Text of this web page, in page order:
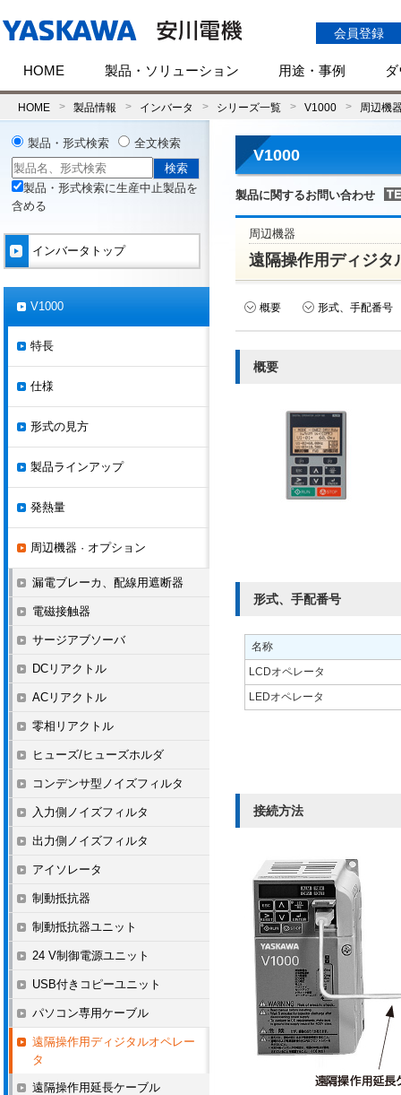
会員登録
HOME 製品・ソリューション 用途・事例
HOME 製品情報 インバータ シリーズ一覧 V1000 周辺機
V1000
製品に関するお問い合わせ
周辺機器
遠隔操作用ディジタ
概要 形式、手配番号
概要
形式、手配番号
名称
LCDオペレータ
LEDオペレータ
接続方法
製品・形式検索 全文検索
製品・形式検索に生産中止製品を
含める
インバータトップ
V1000
特長
仕様
形式の見方
製品ラインアップ
発熱量
周辺機器 · オプション
漏電ブレーカ、配線用遮断器
電磁接触器
サージアブソーバ
DCリアクトル
ACリアクトル
零相リアクトル
ヒューズ/ヒューズホルダ
コンデンサ型ノイズフィルタ
入力側ノイズフィルタ
出力側ノイズフィルタ
アイソレータ
制動抵抗器
制動抵抗器ユニット
24 V制御電源ユニット
USB付きコピーユニット
パソコン専用ケーブル
遠隔操作用ディジタルオペレー
タ
遠隔操作用延長ケーブル